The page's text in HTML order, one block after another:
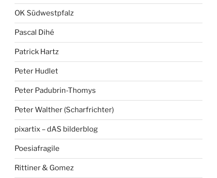
OK Südwestpfalz
Pascal Dihé
Patrick Hartz
Peter Hudlet
Peter Padubrin-Thomys
Peter Walther (Scharfrichter)
pixartix – dAS bilderblog
Poesiafragile
Rittiner & Gomez